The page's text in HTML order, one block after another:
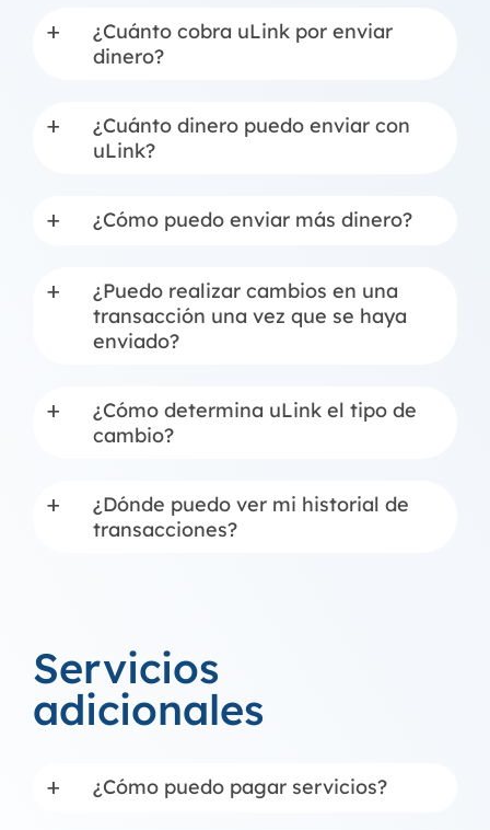
a
¿Cuánto cobra uLink por enviar
dinero?
a
¿Cuánto dinero puedo enviar con
uLink?
a ¿Cómo puedo enviar más dinero?
a
¿Puedo realizar cambios en una
transacción una vez que se haya
enviado?
a
¿Cómo determina uLink el tipo de
cambio?
a
¿Dónde puedo ver mi historial de
transacciones?
Servicios
adicionales
a ¿Cómo puedo pagar servicios?